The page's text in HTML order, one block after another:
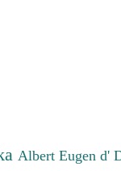
Albert Eugen d'